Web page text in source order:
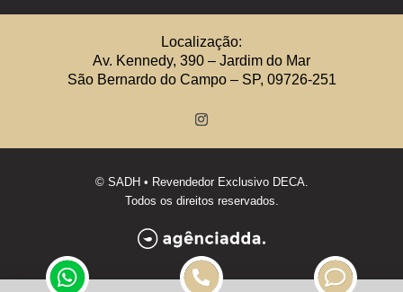
Localização:
Av. Kennedy, 390 – Jardim do Mar
São Bernardo do Campo – SP, 09726-251
© SADH • Revendedor Exclusivo DECA.
Todos os direitos reservados.